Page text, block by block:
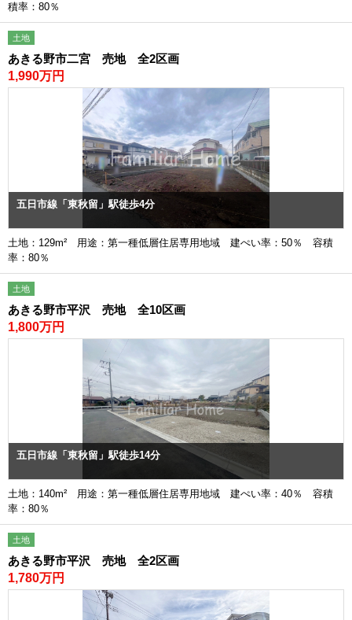
積率：80％
土地
あきる野市二宮 売地 全2区画
1,990万円
五日市線「東秋留」駅徒歩4分
土地：129m² 用途：第一種低層住居専用地域 建ぺい率：50％ 容積
率：80％
土地
あきる野市平沢 売地 全10区画
1,800万円
五日市線「東秋留」駅徒歩14分
土地：140m² 用途：第一種低層住居専用地域 建ぺい率：40％ 容積
率：80％
土地
あきる野市平沢 売地 全2区画
1,780万円